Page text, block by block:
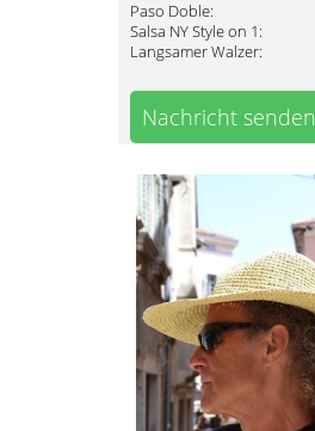
Paso Doble:
Salsa NY Style on 1:
Langsamer Walzer:
Nachricht senden